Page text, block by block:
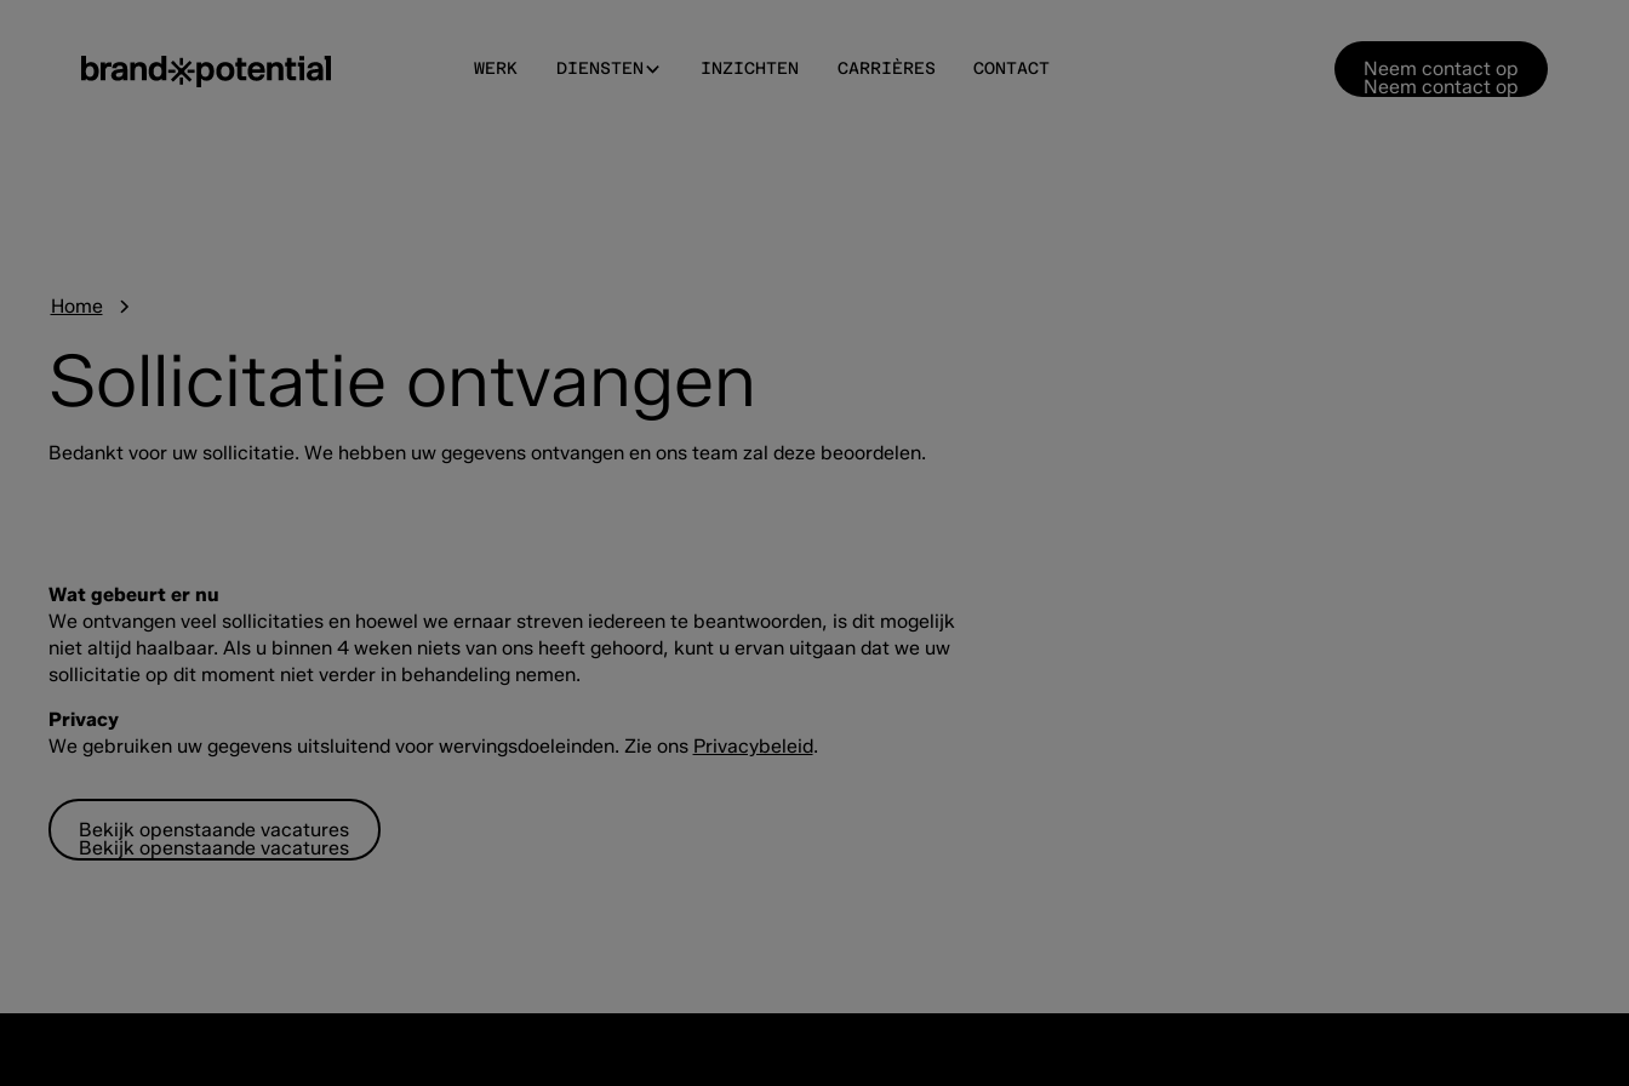
WERK DIENSTEN INZICHTEN CARRIÈRES CONTACT Neem contact op
Neem contact op
Home
Sollicitatie ontvangen
Bedankt voor uw sollicitatie. We hebben uw gegevens ontvangen en ons team zal deze beoordelen.
Wat gebeurt er nu
We ontvangen veel sollicitaties en hoewel we ernaar streven iedereen te beantwoorden, is dit mogelijk
niet altijd haalbaar. Als u binnen 4 weken niets van ons heeft gehoord, kunt u ervan uitgaan dat we uw
sollicitatie op dit moment niet verder in behandeling nemen.
Privacy
We gebruiken uw gegevens uitsluitend voor wervingsdoeleinden. Zie ons Privacybeleid.
Bekijk openstaande vacatures
Bekijk openstaande vacatures